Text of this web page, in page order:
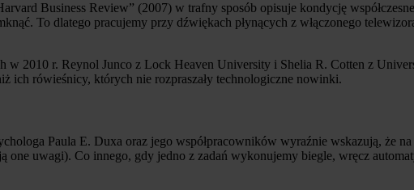
Business Review” (2007) w trafny sposób opisuje kondycję
To dlatego pracujemy przy dźwiękach płynących z włączonego
w 2010 r. Reynol Junco z Lock Heaven University i Shelia R. Cotten z
ich rówieśnicy, których nie rozpraszały technologiczne nowinki.
Paula E. Duxa oraz jego współpracowników wyraźnie wskazują, że
uwagi). Co innego, gdy jedno z zadań wykonujemy biegle, wręcz